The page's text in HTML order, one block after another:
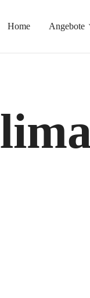
Home Angebote